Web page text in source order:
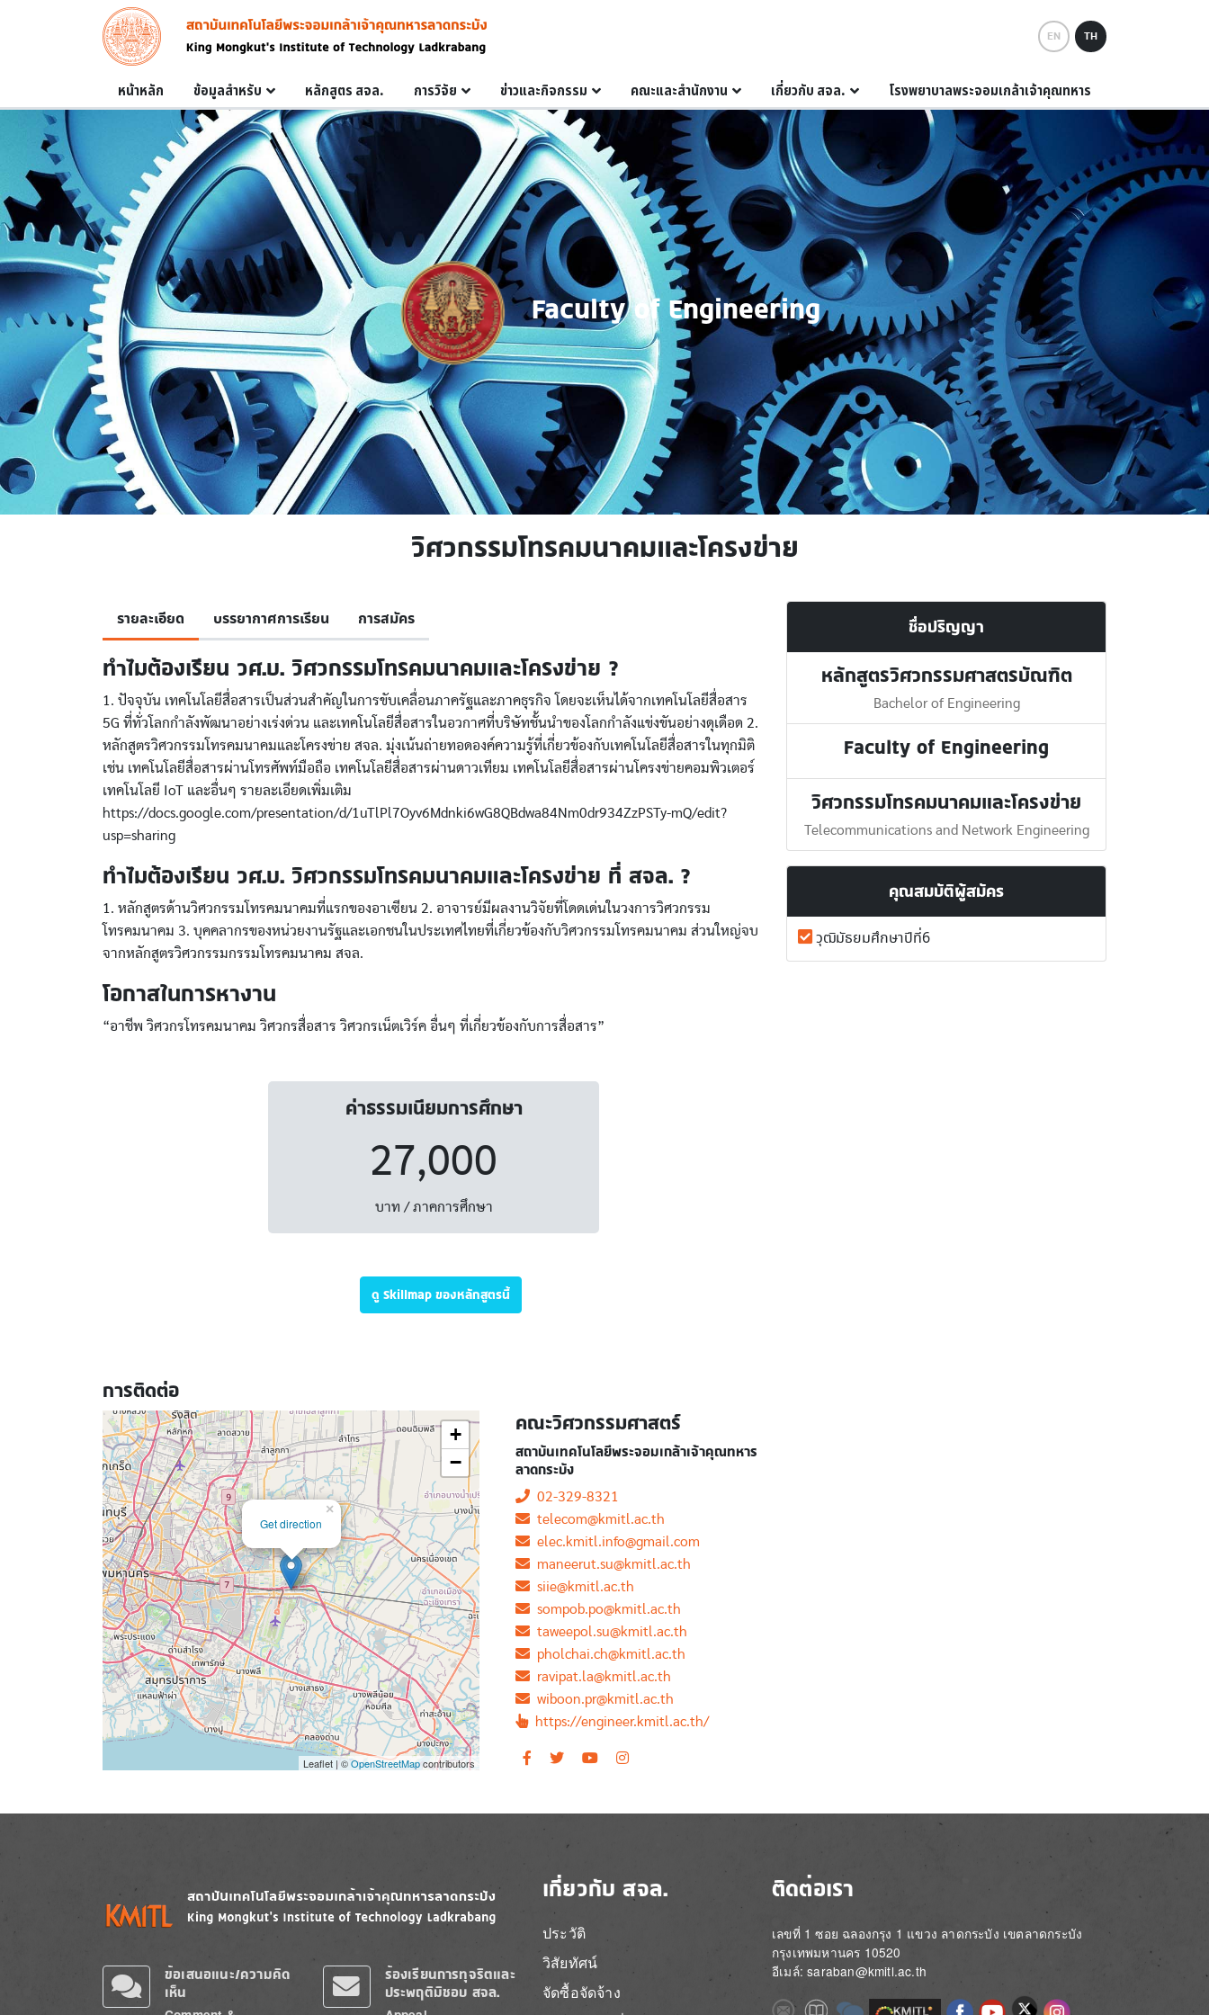
Skip to main content
Image
EN TH
Main navigation
หน้าหลัก ข้อมูลสำหรับ หลักสูตร สจล. การวิจัย ข่าวและกิจกรรม คณะและสำนักงาน เกี่ยวกับ สจล. โรงพยาบาลพระจอมเกล้าเจ้าคุณทหาร
Faculty of Engineering
วิศวกรรมโทรคมนาคมและโครงข่าย
รายละเอียด บรรยากาศการเรียน การสมัคร
ทำไมต้องเรียน วศ.บ. วิศวกรรมโทรคมนาคมและโครงข่าย ?
1. ปัจจุบัน เทคโนโลยีสื่อสารเป็นส่วนสำคัญในการขับเคลื่อนภาครัฐและภาคธุรกิจ โดยจะเห็นได้จากเทคโนโลยีสื่อสาร
5G ที่ทั่วโลกกำลังพัฒนาอย่างเร่งด่วน และเทคโนโลยีสื่อสารในอวกาศที่บริษัทชั้นนำของโลกกำลังแข่งขันอย่างดุเดือด 2.
หลักสูตรวิศวกรรมโทรคมนาคมและโครงข่าย สจล. มุ่งเน้นถ่ายทอดองค์ความรู้ที่เกี่ยวข้องกับเทคโนโลยีสื่อสารในทุกมิติ
เช่น เทคโนโลยีสื่อสารผ่านโทรศัพท์มือถือ เทคโนโลยีสื่อสารผ่านดาวเทียม เทคโนโลยีสื่อสารผ่านโครงข่ายคอมพิวเตอร์
เทคโนโลยี IoT และอื่นๆ รายละเอียดเพิ่มเติม
https://docs.google.com/presentation/d/1uTlPl7Oyv6Mdnki6wG8QBdwa84Nm0dr934ZzPSTy-mQ/edit?
usp=sharing
ทำไมต้องเรียน วศ.บ. วิศวกรรมโทรคมนาคมและโครงข่าย ที่ สจล. ?
1. หลักสูตรด้านวิศวกรรมโทรคมนาคมที่แรกของอาเซียน 2. อาจารย์มีผลงานวิจัยที่โดดเด่นในวงการวิศวกรรม
โทรคมนาคม 3. บุคคลากรของหน่วยงานรัฐและเอกชนในประเทศไทยที่เกี่ยวข้องกับวิศวกรรมโทรคมนาคม ส่วนใหญ่จบ
จากหลักสูตรวิศวกรรมกรรมโทรคมนาคม สจล.
โอกาสในการหางาน
“อาชีพ วิศวกรโทรคมนาคม วิศวกรสื่อสาร วิศวกรเน็ตเวิร์ค อื่นๆ ที่เกี่ยวข้องกับการสื่อสาร”
ค่าธรรมเนียมการศึกษา
27,000
บาท / ภาคการศึกษา
ดู Skillmap ของหลักสูตรนี้
การติดต่อ
Get direction
×
+
−
Leaflet | ©OpenStreetMapcontributors
คณะวิศวกรรมศาสตร์
สถาบันเทคโนโลยีพระจอมเกล้าเจ้าคุณทหาร
ลาดกระบัง
02-329-8321
telecom@kmitl.ac.th
elec.kmitl.info@gmail.com
maneerut.su@kmitl.ac.th
siie@kmitl.ac.th
sompob.po@kmitl.ac.th
taweepol.su@kmitl.ac.th
pholchai.ch@kmitl.ac.th
ravipat.la@kmitl.ac.th
wiboon.pr@kmitl.ac.th
https://engineer.kmitl.ac.th/
ชื่อปริญญา
หลักสูตรวิศวกรรมศาสตรบัณฑิต
Bachelor of Engineering
Faculty of Engineering
วิศวกรรมโทรคมนาคมและโครงข่าย
Telecommunications and Network Engineering
คุณสมบัติผู้สมัคร
วุฒิมัธยมศึกษาปีที่6
Image Image
ข้อเสนอแนะ/ความคิด
เห็น
ร้องเรียนการทุจริตและ
ประพฤติมิชอบ สจล.
เกี่ยวกับ สจล.
ประวัติ
วิสัยทัศน์
จัดซื้อจัดจ้าง
ติดต่อเรา
เลขที่ 1 ซอย ฉลองกรุง 1 แขวง ลาดกระบัง เขตลาดกระบัง
กรุงเทพมหานคร 10520
อีเมล์: saraban@kmitl.ac.th
ImageImageImage Image ImageImageImageImage